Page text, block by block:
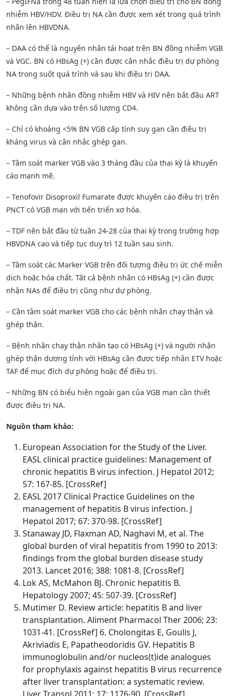
nhiễm HBV/HDV. Điều trị NA cần được xem xét trong quá trình
nhân lên HBVDNA.
– DAA có thể là nguyên nhân tái hoạt trên BN đồng nhiễm VGB
và VGC. BN có HBsAg (+) cần được cân nhắc điều trị dự phòng
NA trong suốt quá trình và sau khi điều trị DAA.
– Những bệnh nhân đồng nhiễm HBV và HIV nên bắt đầu ART
không cần dựa vào trên số lượng CD4.
– Chỉ có khoảng <5% BN VGB cấp tính suy gan cần điều trị
kháng virus và cân nhắc ghép gan.
– Tầm soát marker VGB vào 3 tháng đầu của thai kỳ là khuyến
cáo mạnh mẽ.
– Tenofovir Disoproxil Fumarate được khuyến cáo điều trị trên
PNCT có VGB mạn với tiến triển xơ hóa.
– TDF nên bắt đầu từ tuần 24-28 của thai kỳ trong trường hợp
HBVDNA cao và tiếp tục duy trì 12 tuần sau sinh.
– Tầm soát các Marker VGB trên đối tượng điều trị ức chế miễn
dịch hoặc hóa chất. Tất cả bệnh nhân có HBsAg (+) cần được
nhận NAs để điều trị cũng như dự phòng.
– Cần tầm soát marker VGB cho các bệnh nhân chạy thận và
ghép thận.
– Bệnh nhân chạy thận nhân tạo có HBsAg (+) và người nhận
ghép thận dương tính với HBsAg cần được tiếp nhận ETV hoặc
TAF để mục đích dự phòng hoặc để điều trị.
– Những BN có biểu hiện ngoài gan của VGB mạn cần thiết
được điều trị NA.
Nguồn tham khảo:
European Association for the Study of the Liver.
EASL clinical practice guidelines: Management of
chronic hepatitis B virus infection. J Hepatol 2012;
57: 167-85. [CrossRef]
EASL 2017 Clinical Practice Guidelines on the
management of hepatitis B virus infection. J
Hepatol 2017; 67: 370-98. [CrossRef]
Stanaway JD, Flaxman AD, Naghavi M, et al. The
global burden of viral hepatitis from 1990 to 2013:
findings from the global burden disease study
2013. Lancet 2016; 388: 1081-8. [CrossRef]
Lok AS, McMahon BJ. Chronic hepatitis B.
Hepatology 2007; 45: 507-39. [CrossRef]
Mutimer D. Review article: hepatitis B and liver
transplantation. Aliment Pharmacol Ther 2006; 23:
1031-41. [CrossRef] 6. Cholongitas E, Goulis J,
Akriviadis E, Papatheodoridis GV. Hepatitis B
immunoglobulin and/or nucleos(t)ide analogues
for prophylaxis against hepatitis B virus recurrence
after liver transplantation: a systematic review.